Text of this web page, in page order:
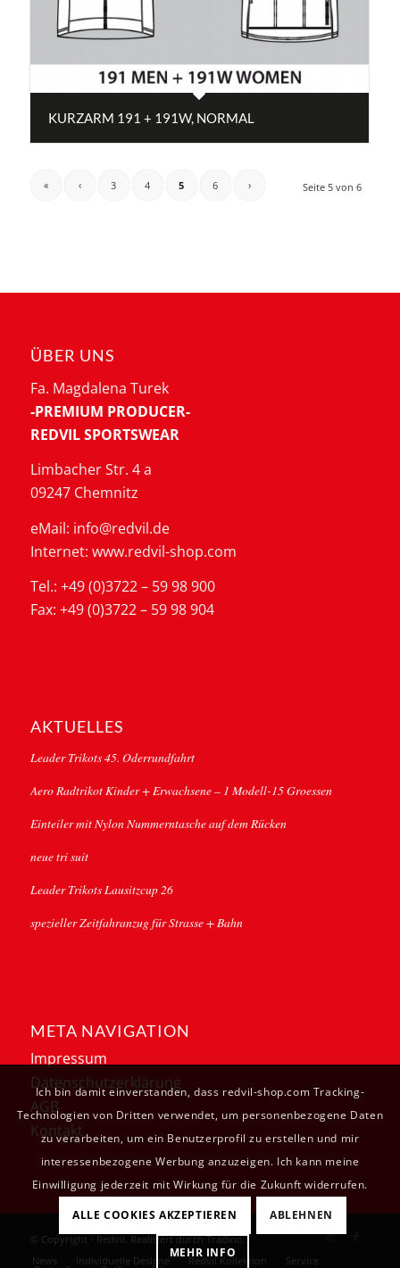
KURZARM 191 + 191W, NORMAL
Seite 5 von 6
« ‹ 3 4 5 6 ›
ÜBER UNS
Fa. Magdalena Turek
-PREMIUM PRODUCER-
REDVIL SPORTSWEAR
Limbacher Str. 4 a
09247 Chemnitz
eMail: info@redvil.de
Internet: www.redvil-shop.com
Tel.: +49 (0)3722 – 59 98 900
Fax: +49 (0)3722 – 59 98 904
AKTUELLES
Leader Trikots 45. Oderrundfahrt
Aero Radtrikot Kinder + Erwachsene – 1 Modell-15 Groessen
Einteiler mit Nylon Nummerntasche auf dem Rücken
neue tri suit
Leader Trikots Lausitzcup 26
spezieller Zeitfahranzug für Strasse + Bahn
META NAVIGATION
Impressum
Datenschutzerklärung
AGB
Kontakt
© Copyright - Redvil. Realisiert durchTradino.
News
Individuelle Designe Redvil Kollektion Service
Ich bin damit einverstanden, dass redvil-shop.com Tracking-
Technologien von Dritten verwendet, um personenbezogene Daten
zu verarbeiten, um ein Benutzerprofil zu erstellen und mir
interessenbezogene Werbung anzuzeigen. Ich kann meine
Einwilligung jederzeit mit Wirkung für die Zukunft widerrufen.
ALLE COOKIES AKZEPTIEREN ABLEHNEN
MEHR INFO